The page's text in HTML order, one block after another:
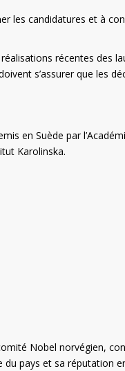
les candidatures et à
récentes des
s’assurer que les
en Suède par
Karolinska.
Nobel norvégien,
pays et sa réputation